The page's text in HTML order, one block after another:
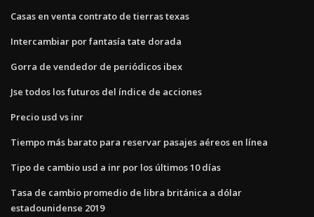
Casas en venta contrato de tierras texas
Intercambiar por fantasía tate dorada
Gorra de vendedor de periódicos ibex
Jse todos los futuros del índice de acciones
Precio usd vs inr
Tiempo más barato para reservar pasajes aéreos en línea
Tipo de cambio usd a inr por los últimos 10 días
Tasa de cambio promedio de libra británica a dólar
estadounidense 2019